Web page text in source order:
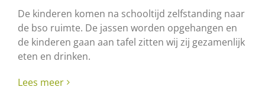
De kinderen komen na schooltijd zelfstanding naar
de bso ruimte. De jassen worden opgehangen en
de kinderen gaan aan tafel zitten wij zij gezamenlijk
eten en drinken.
Lees meer